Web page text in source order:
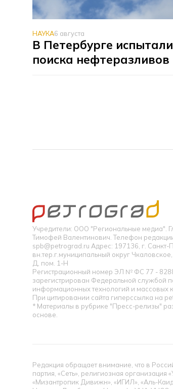
НАУКА6 августа
В Петербурге
поиска нефтеразливов
Учредители: ООО "Региональные медиа".
Тимофей Валентинович. Телефон
spb@petrograd.ru Адрес: 197136, г. Санкт-
вн.тер.г.муниципальный округ
Д, пом. 1-Н
Регистрационный номер ЭЛ № ФС 77 -
зарегистрирован Федеральной службой
информационных технологий и массовых
При цитировании сайта гиперссылка на
* Материалы в рубрике "Пресс-релизы"
основе.
Редакция обращает внимание, что в
партия, «Сеть», религиозная
«Мизантропик Дивижн», «ИГИЛ», «Аль-